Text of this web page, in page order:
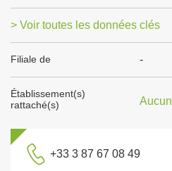
> Voir toutes les données clés
Filiale de -
Établissement(s)
rattaché(s)
Aucun
+33 3 87 67 08 49